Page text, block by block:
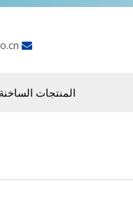

المنتجات الساخنة